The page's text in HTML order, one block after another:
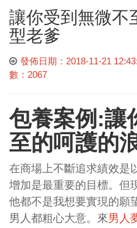
讓你受到無微不
型老爹
發佈日期：2018-11-21
數：2067
包養案例:讓
至的呵護的
在商場上不斷追求績效是
增加是最重要的目標。但
他都不是我想要實現的願
男人都粗心大意。來男人